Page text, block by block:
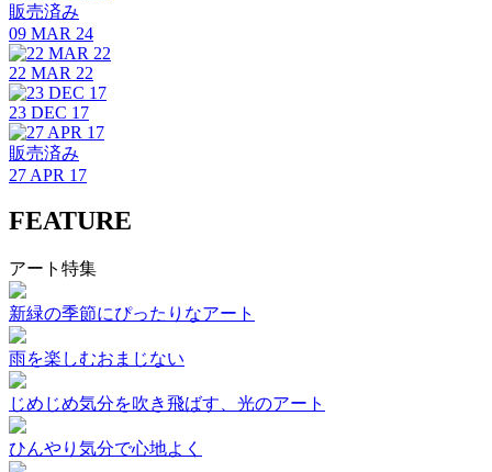
販売済み
09 MAR 24
22 MAR 22
23 DEC 17
販売済み
27 APR 17
FEATURE
アート特集
新緑の季節にぴったりなアート
雨を楽しむおまじない
じめじめ気分を吹き飛ばす、光のアート
ひんやり気分で心地よく